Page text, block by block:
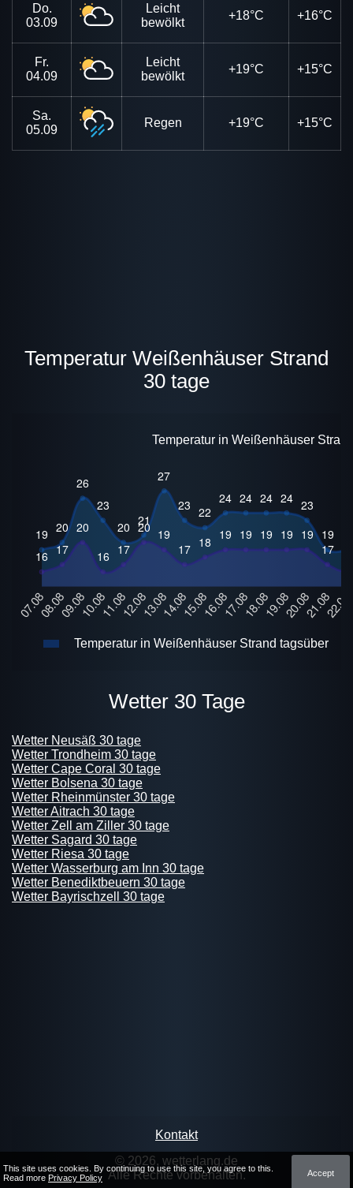
Do.
03.09
Leicht
bewölkt
+18°C +16°C
Fr.
04.09
Leicht
bewölkt
+19°C +15°C
Sa.
05.09
Regen +19°C +15°C
Temperatur Weißenhäuser Strand
30 tage
Temperatur in Weißenhäuser
Temperatur in Weißenhäuser Strand tagsüber
Wetter 30 Tage
Wetter Neusäß 30 tage
Wetter Trondheim 30 tage
Wetter Cape Coral 30 tage
Wetter Bolsena 30 tage
Wetter Rheinmünster 30 tage
Wetter Aitrach 30 tage
Wetter Zell am Ziller 30 tage
Wetter Sagard 30 tage
Wetter Riesa 30 tage
Wetter Wasserburg am Inn 30 tage
Wetter Benediktbeuern 30 tage
Wetter Bayrischzell 30 tage
Kontakt
© 2026, wetterlang.de
Alle Rechte vorbehalten.
This site uses cookies. By continuing to use this site, you agree to this.
Read more Privacy Policy Accept